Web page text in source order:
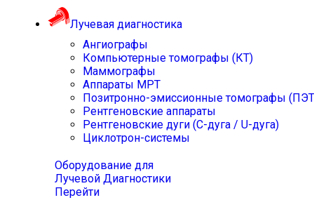
Лучевая диагностика
Ангиографы
Компьютерные томографы (КТ)
Маммографы
Аппараты МРТ
Позитронно-эмиссионные томографы
Рентгеновские аппараты
Рентгеновские дуги (С-дуга / U-дуга)
Циклотрон-системы
Оборудование для
Лучевой Диагностики
Перейти